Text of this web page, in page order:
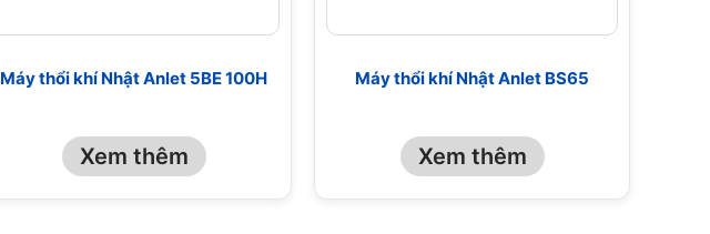
Máy thổi khí Nhật Anlet 5BE 100H
Xem thêm
Máy thổi khí Nhật Anlet BS65
Xem thêm